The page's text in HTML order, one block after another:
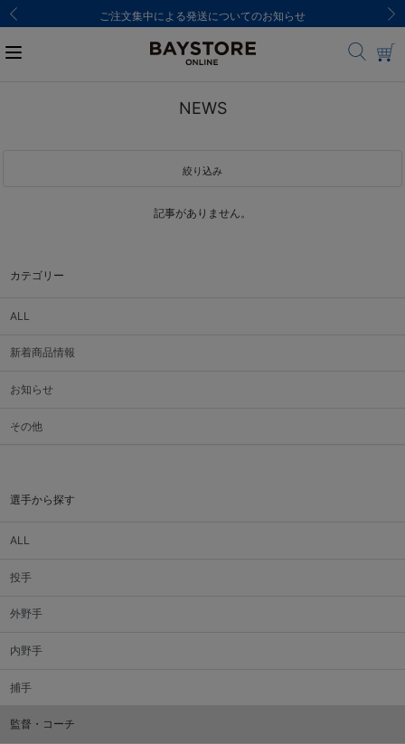
ご注文集中による発送についてのお知らせ
カテゴリー
ALL
新着商品情報
お知らせ
その他
選手から探す
ALL
投手
外野手
内野手
捕手
監督・コーチ
NEWS
絞り込み
記事がありません。